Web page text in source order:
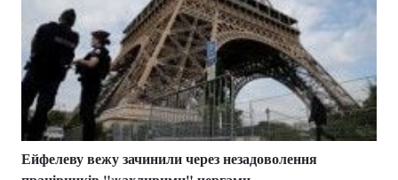
Ейфелеву вежу зачинили через незадоволення